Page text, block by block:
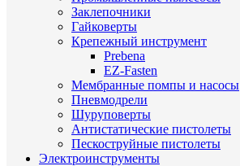
Заклепочники
Гайковерты
Крепежный инструмент
Prebena
EZ-Fasten
Мембранные помпы и насосы
Пневмодрели
Шуруповерты
Антистатические пистолеты
Пескоструйные пистолеты
Электроинструменты